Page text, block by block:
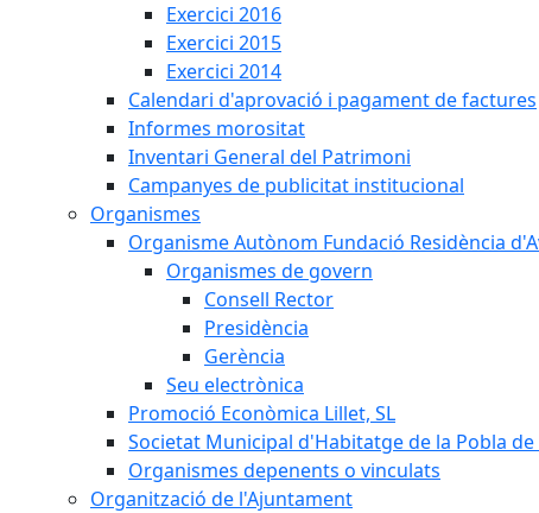
Exercici 2016
Exercici 2015
Exercici 2014
Calendari d'aprovació i pagament de factures
Informes morositat
Inventari General del Patrimoni
Campanyes de publicitat institucional
Organismes
Organisme Autònom Fundació Residència
Organismes de govern
Consell Rector
Presidència
Gerència
Seu electrònica
Promoció Econòmica Lillet, SL
Societat Municipal d'Habitatge de la Pobla de
Organismes depenents o vinculats
Organització de l'Ajuntament